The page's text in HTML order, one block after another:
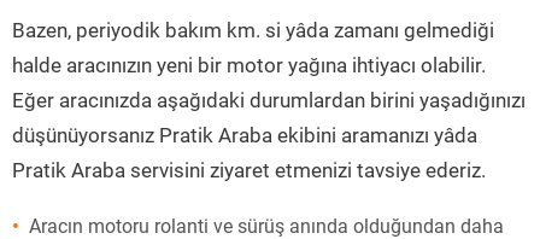
Bazen, periyodik bakım km. si yâda zamanı gelmediği
halde aracınızın yeni bir motor yağına ihtiyacı olabilir.
Eğer aracınızda aşağıdaki durumlardan birini yaşadığınızı
düşünüyorsanız Pratik Araba ekibini aramanızı yâda
Pratik Araba servisini ziyaret etmenizi tavsiye ederiz.
Aracın motoru rolanti ve sürüş anında olduğundan daha